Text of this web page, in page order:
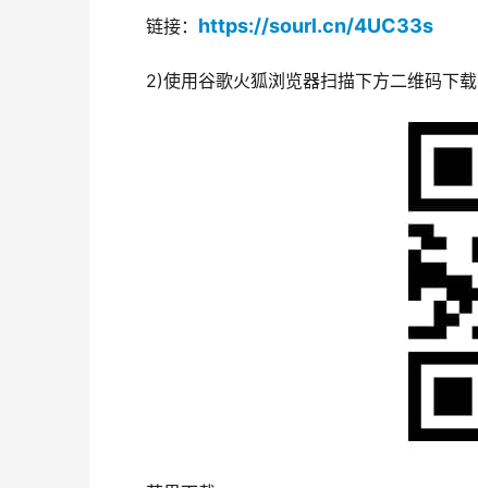
链接： https://sourl.cn/4UC33s
2)使用谷歌火狐浏览器扫描下方二维码下载